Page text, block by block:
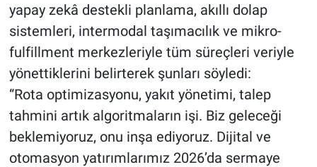
yapay zekâ destekli planlama, akıllı dolap
sistemleri, intermodal taşımacılık ve mikro-
fulfillment merkezleriyle tüm süreçleri veriyle
yönettiklerini belirterek şunları söyledi:
“Rota optimizasyonu, yakıt yönetimi, talep
tahmini artık algoritmaların işi. Biz geleceği
beklemiyoruz, onu inşa ediyoruz. Dijital ve
otomasyon yatırımlarımız 2026’da sermaye